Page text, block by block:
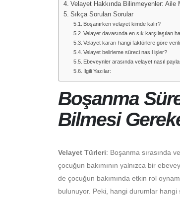
Velayet Hakkında Bilinmeyenler: Aile
Sıkça Sorulan Sorular
Boşanırken velayet kimde kalır?
Velayet davasında en sık karşılaşılan
Velayet kararı hangi faktörlere göre
Velayet belirleme süreci nasıl işler?
Ebeveynler arasında velayet nasıl
İlgili Yazılar:
Boşanma
Bilmesi
Velayet Türleri: Boşanma sırasında
çocuğun bakımının yalnızca bir
de çocuğun bakımında etkin rol
bulunuyor. Peki, hangi durumlar